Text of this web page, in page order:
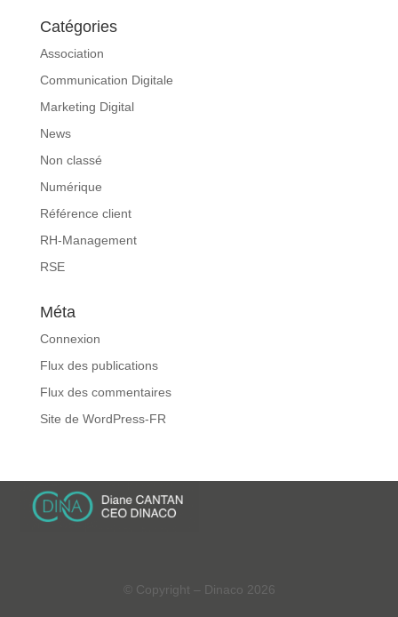
Catégories
Association
Communication Digitale
Marketing Digital
News
Non classé
Numérique
Référence client
RH-Management
RSE
Méta
Connexion
Flux des publications
Flux des commentaires
Site de WordPress-FR
© Copyright – Dinaco 2026